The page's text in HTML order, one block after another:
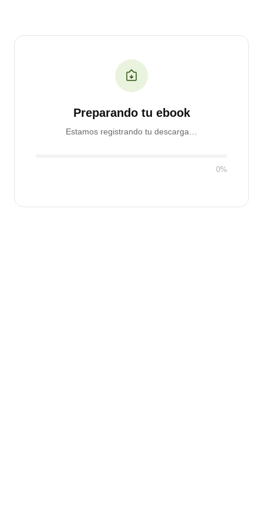
Preparando tu ebook
Estamos registrando tu descarga…
0%